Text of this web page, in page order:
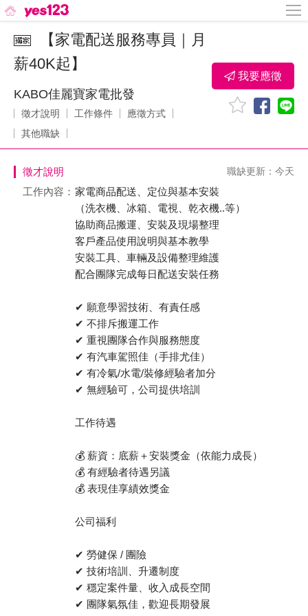
【家電配送服務專員｜月
薪40K起】
KABO佳麗寶家電批發
徵才說明 工作條件
應徵方式
其他職缺
我要應徵
徵才說明 職缺更新：今天
工作內容： 家電商品配送、定位與基本安裝
（洗衣機、冰箱、電視、乾衣機..等）
協助商品搬運、安裝及現場整理
客戶產品使用說明與基本教學
安裝工具、車輛及設備整理維護
配合團隊完成每日配送安裝任務
✔ 願意學習技術、有責任感
✔ 不排斥搬運工作
✔ 重視團隊合作與服務態度
✔ 有汽車駕照佳（手排尤佳）
✔ 有冷氣/水電/裝修經驗者加分
✔ 無經驗可，公司提供培訓
工作待遇
💰 薪資：底薪＋安裝獎金（依能力成長）
💰 有經驗者待遇另議
💰 表現佳享績效獎金
公司福利
✔ 勞健保 / 團險
✔ 技術培訓、升遷制度
✔ 穩定案件量、收入成長空間
✔ 團隊氣氛佳，歡迎長期發展